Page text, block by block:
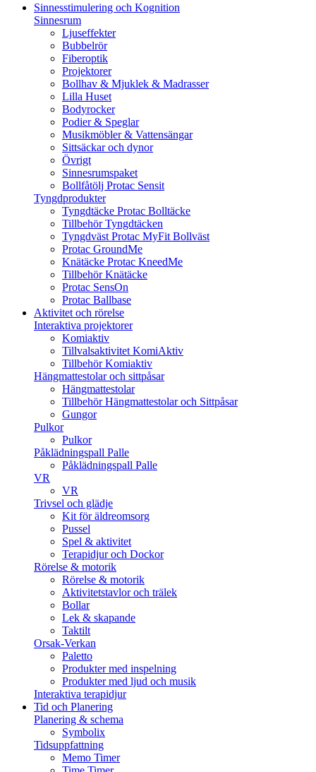
Sinnesstimulering och Kognition
Sinnesrum
Ljuseffekter
Bubbelrör
Fiberoptik
Projektorer
Bollhav & Mjuklek & Madrasser
Lilla Huset
Bodyrocker
Podier & Speglar
Musikmöbler & Vattensängar
Sittsäckar och dynor
Övrigt
Sinnesrumspaket
Bollfåtölj Protac Sensit
Tyngdprodukter
Tyngdtäcke Protac Bolltäcke
Tillbehör Tyngdtäcken
Tyngdväst Protac MyFit Bollväst
Protac GroundMe
Knätäcke Protac KneedMe
Tillbehör Knätäcke
Protac SensOn
Protac Ballbase
Aktivitet och rörelse
Interaktiva projektorer
Komiaktiv
Tillvalsaktivitet KomiAktiv
Tillbehör Komiaktiv
Hängmattestolar och sittpåsar
Hängmattestolar
Tillbehör Hängmattestolar och Sittpåsar
Gungor
Pulkor
Pulkor
Påklädningspall Palle
Påklädningspall Palle
VR
VR
Trivsel och glädje
Kit för äldreomsorg
Pussel
Spel & aktivitet
Terapidjur och Dockor
Rörelse & motorik
Rörelse & motorik
Aktivitetstavlor och trälek
Bollar
Lek & skapande
Taktilt
Orsak-Verkan
Paletto
Produkter med inspelning
Produkter med ljud och musik
Interaktiva terapidjur
Tid och Planering
Planering & schema
Symbolix
Tidsuppfattning
Memo Timer